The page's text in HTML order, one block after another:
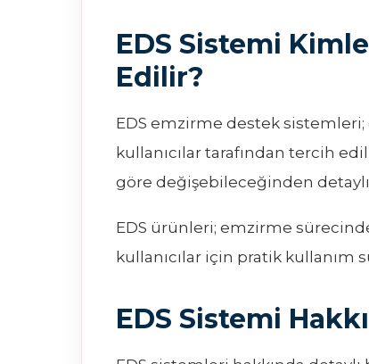
EDS Sistemi
Edilir?
EDS emzirme destek
kullanıcılar tarafından tercih
göre değişebileceğinden
EDS ürünleri; emzirme
kullanıcılar için pratik kullanım
EDS Sistemi